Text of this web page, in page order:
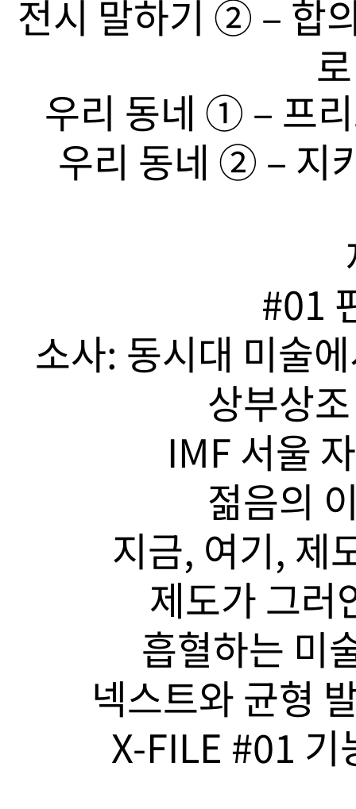
전시 말하기 ➁ – 합
우리 동네 ➀ – 프
우리 동네 ➁ – 지
#01
소사: 동시대 미술
상부상
IMF 서울
젊음의
지금, 여기, 제
제도가 그러
흡혈하는 미
넥스트와 균형
X-FILE #01 기